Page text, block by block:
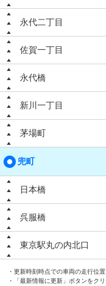
永代二丁目
佐賀一丁目
永代橋
新川一丁目
茅場町
兜町
日本橋
呉服橋
東京駅丸の内北口
・更新時刻時点での車両の走行位
・「最新情報に更新」ボタンをク